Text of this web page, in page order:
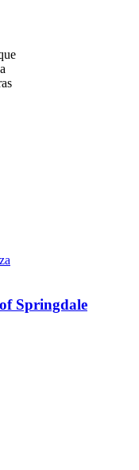
Springdale